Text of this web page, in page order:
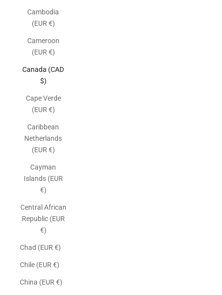
Cambodia
(EUR €)
Cameroon
(EUR €)
Canada (CAD
$)
Cape Verde
(EUR €)
Caribbean
Netherlands
(EUR €)
Cayman
Islands (EUR
€)
Central African
Republic (EUR
€)
Chad (EUR €)
Chile (EUR €)
China (EUR €)